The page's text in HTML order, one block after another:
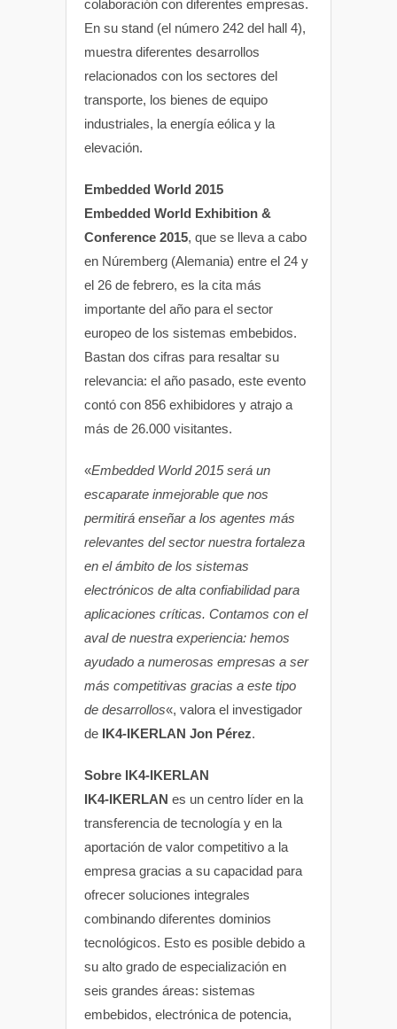
colaboración con diferentes empresas.
En su stand (el número 242 del hall 4),
muestra diferentes desarrollos
relacionados con los sectores del
transporte, los bienes de equipo
industriales, la energía eólica y la
elevación.
Embedded World 2015
Embedded World Exhibition &
Conference 2015, que se lleva a cabo
en Núremberg (Alemania) entre el 24 y
el 26 de febrero, es la cita más
importante del año para el sector
europeo de los sistemas embebidos.
Bastan dos cifras para resaltar su
relevancia: el año pasado, este evento
contó con 856 exhibidores y atrajo a
más de 26.000 visitantes.
«Embedded World 2015 será un
escaparate inmejorable que nos
permitirá enseñar a los agentes más
relevantes del sector nuestra fortaleza
en el ámbito de los sistemas
electrónicos de alta confiabilidad para
aplicaciones críticas. Contamos con el
aval de nuestra experiencia: hemos
ayudado a numerosas empresas a ser
más competitivas gracias a este tipo
de desarrollos«, valora el investigador
de IK4-IKERLAN Jon Pérez.
Sobre IK4-IKERLAN
IK4-IKERLAN es un centro líder en la
transferencia de tecnología y en la
aportación de valor competitivo a la
empresa gracias a su capacidad para
ofrecer soluciones integrales
combinando diferentes dominios
tecnológicos. Esto es posible debido a
su alto grado de especialización en
seis grandes áreas: sistemas
embebidos, electrónica de potencia,